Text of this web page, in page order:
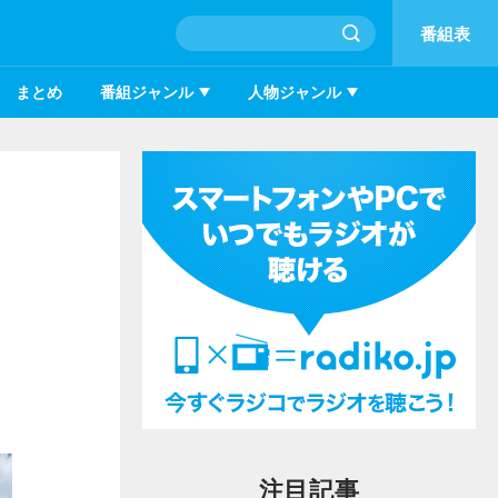
番組表
まとめ 番組ジャンル 人物ジャンル
注目記事